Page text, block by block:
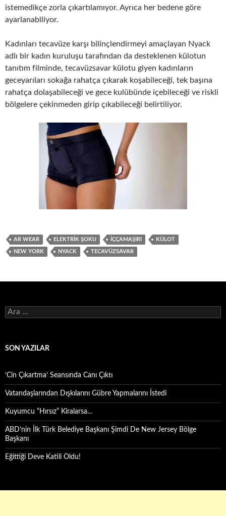
istemedikçe zorla çıkartılamıyor. Ayrıca her bedene göre
ayarlanabiliyor.
Kadınları tecavüze karşı bilinçlendirmeyi amaçlayan Nyack
adlı bir kadın kuruluşu tarafından da desteklenen külotun
tanıtım filminde, tecavüzsavar külotu giyen kadınların
geceyarıları sokağa rahatça çıkarak koşabileceği, tek başına
rahatça dolaşabileceği ve gece kulübünde içebileceği ve riskli
bölgelere çekinmeden girip çıkabileceği belirtiliyor.
AR WEAR ELEKTRIK ŞOKU IÇÇAMAŞIRI KÜLOT
NEW YORK NYACK TECAVÜZSAVAR
Arama:
SON YAZILAR
‘Cin Çıkartma’ Seansında Canı Çıktı
Vatandaşlarından Dışkılarını Gübre Yapmalarını İstedi
Kuyumcu “Hırsız” Kiralarsa…
ABD’nin İlk Türk Belediye Başkanı Şimdi De New Jersey Bölge
Başkanı
Eğittiği Deve Katili Oldu!